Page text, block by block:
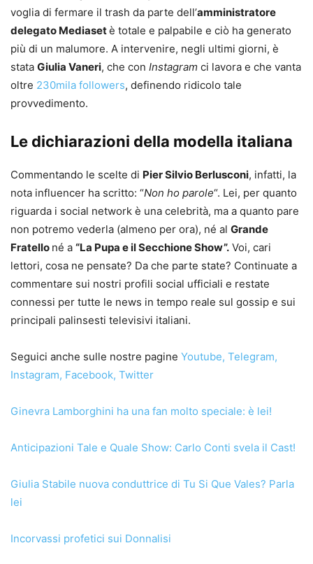
voglia di fermare il trash da parte dell’amministratore
delegato Mediasetè totale e palpabile e ciò ha generato
più di un malumore. A intervenire, negli ultimi giorni, è
stata Giulia Vaneri, che con Instagram ci lavora e che vanta
oltre 230mila followers, definendo ridicolo tale
provvedimento.
Le dichiarazioni della modella italiana
Commentando le scelte di Pier Silvio Berlusconi, infatti, la
nota influencer ha scritto: “Non ho parole“. Lei, per quanto
riguarda i social network è una celebrità, ma a quanto pare
non potremo vederla (almeno per ora), né al Grande
Fratello né a “La Pupa e il Secchione Show”. Voi, cari
lettori, cosa ne pensate? Da che parte state? Continuate a
commentare sui nostri profili social ufficiali e restate
connessi per tutte le news in tempo reale sul gossip e sui
principali palinsesti televisivi italiani.
Seguici anche sulle nostre pagine Youtube, Telegram,
Instagram, Facebook, Twitter
Ginevra Lamborghini ha una fan molto speciale: è lei!
Anticipazioni Tale e Quale Show: Carlo Conti svela il Cast!
Giulia Stabile nuova conduttrice di Tu Si Que Vales? Parla
lei
Incorvassi profetici sui Donnalisi